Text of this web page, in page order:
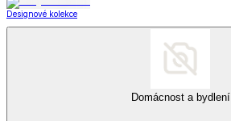
Designové kolekce
Domácnost a bydlení